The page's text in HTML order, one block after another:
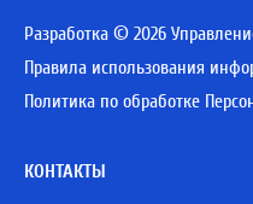
Разработка © 2026
Правила использования
Политика по обработке
КОНТАКТЫ